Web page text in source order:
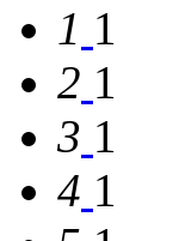
1 1
2 1
3 1
4 1